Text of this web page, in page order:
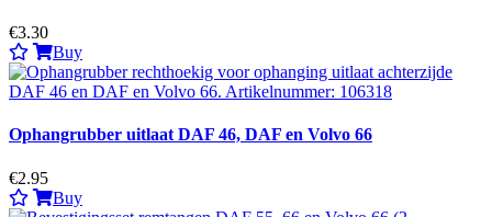
€3.30
Buy
Ophangrubber uitlaat DAF 46, DAF en Volvo 66
€2.95
Buy